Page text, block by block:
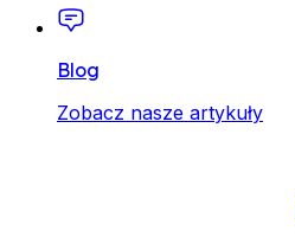
Blog
Zobacz nasze artykuły